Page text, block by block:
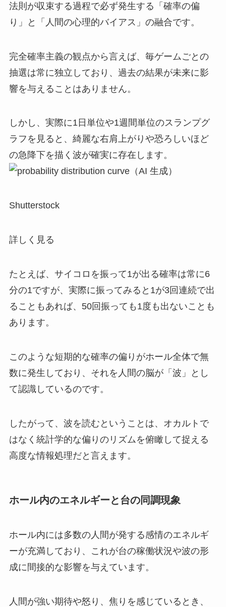
法則が収束する過程で必ず発生する「確率の偏
り」と「人間の心理的バイアス」の融合です。
完全確率主義の観点から言えば、毎ゲームごとの
抽選は常に独立しており、過去の結果が未来に影
響を与えることはありません。
しかし、実際に1日単位や1週間単位のスランプグ
ラフを見ると、綺麗な右肩上がりや恐ろしいほど
の急降下を描く波が確実に存在します。
Shutterstock
詳しく見る
たとえば、サイコロを振って1が出る確率は常に6
分の1ですが、実際に振ってみると1が3回連続で出
ることもあれば、50回振っても1度も出ないことも
あります。
このような短期的な確率の偏りがホール全体で無
数に発生しており、それを人間の脳が「波」とし
て認識しているのです。
したがって、波を読むということは、オカルトで
はなく統計学的な偏りのリズムを俯瞰して捉える
高度な情報処理だと言えます。
ホール内のエネルギーと台の同調現象
ホール内には多数の人間が発する感情のエネルギ
ーが充満しており、これが台の稼働状況や波の形
成に間接的な影響を与えています。
人間が強い期待や怒り、焦りを感じているとき、